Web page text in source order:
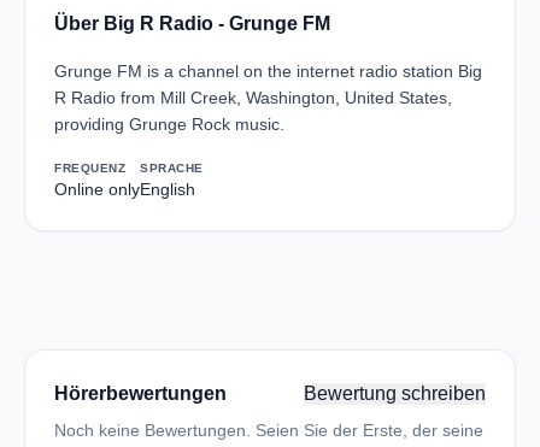
Über Big R Radio - Grunge FM
Grunge FM is a channel on the internet radio station Big
R Radio from Mill Creek, Washington, United States,
providing Grunge Rock music.
FREQUENZ
Online only
SPRACHE
English
Hörerbewertungen Bewertung schreiben
Noch keine Bewertungen. Seien Sie der Erste, der seine